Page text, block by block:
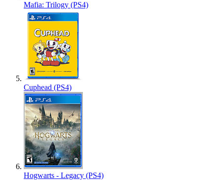
Mafia: Trilogy (PS4)
Cuphead (PS4)
Hogwarts - Legacy (PS4)